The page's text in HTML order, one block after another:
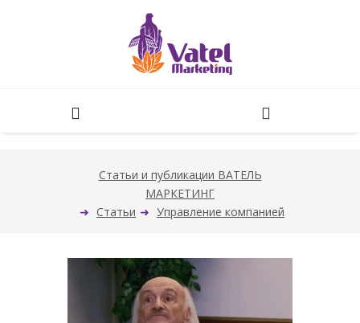
Статьи и публикации ВАТЕЛЬ
МАРКЕТИНГ
Статьи
Управление компанией